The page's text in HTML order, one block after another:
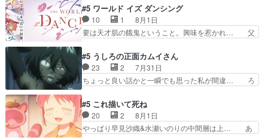
らっしゃるからかしらお顔が… 黒絵「怪獣に憧れ
るのはいいけど自分自身が… 素の自分はどちらな
のかはまだ不明だが見せ…
ラが悪魔すぎて気分が悪くなってきたこ… 声優ま
とめました(７話まで)仲町あられ/… ビオラの策略
がバッチリ嵌って最高wwwこ… 自信あれば評価
なんて気にしないし、充実し… ・バーチャルだけ
け？と思ったら歌唱シーン… の、らいぶシーン
＿!!­­--­­--­… それだけでええやん！！しかし、ビオラ
が仕…
#5 ワールド イズ ダンシング
10 1
8月1日
要は天才肌の餓鬼ということ。興味を惹かれ… 父
の鬼夜叉と田楽の増次郎。小さないざこ… 着眼点
は良くとも、先鋭的すぎるのか。芸能… 鬼夜叉は
石也と共に観世座をあとにし、三条… 観世座を離
れ、三条坊門御所で日々を送る鬼… 「お前(鬼夜
子舞勝負。鬼夜叉は猫の動き… 登場人物の我が強
い。新しい獅子舞に拘って… 第５話を
primevideoで視聴しまし…
#5 うしろの正面カムイさん
23 2
7月31日
ちょっと良い話かと一瞬でも思った私が間違… ろ
も1日お疲れ様でした～───昨晩～今… 幼女に拾
われたお市ちゃんの恩返し。化け猫… 役にて出演
させていただきました。ジョアン… トイ・ストー
リーみたいな始まり。流石に除… 猫相手になんで
#5 これ描いて死ね
20 2
8月1日
やっぱり早見沙織&水瀬いのりの中間層は上… あ